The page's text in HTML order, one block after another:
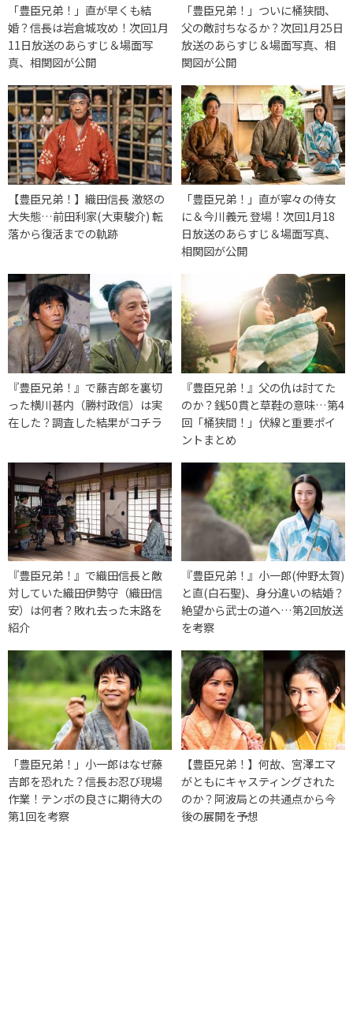
「豊臣兄弟！」直が早くも結
婚？信長は岩倉城攻め！次回1月
11日放送のあらすじ＆場面写
真、相関図が公開
「豊臣兄弟！」ついに桶狭間、
父の敵討ちなるか？次回1月25日
放送のあらすじ＆場面写真、相
関図が公開
【豊臣兄弟！】織田信長 激怒の
大失態…前田利家(大東駿介) 転
落から復活までの軌跡
「豊臣兄弟！」直が寧々の侍女
に＆今川義元 登場！次回1月18
日放送のあらすじ＆場面写真、
相関図が公開
『豊臣兄弟！』で藤吉郎を裏切
った横川甚内（勝村政信）は実
在した？調査した結果がコチラ
『豊臣兄弟！』父の仇は討てた
のか？銭50貫と草鞋の意味…第4
回「桶狭間！」伏線と重要ポイ
ントまとめ
『豊臣兄弟！』で織田信長と敵
対していた織田伊勢守（織田信
安）は何者？敗れ去った末路を
紹介
『豊臣兄弟！』小一郎(仲野太賀)
と直(白石聖)、身分違いの結婚？
絶望から武士の道へ…第2回放送
を考察
「豊臣兄弟！」小一郎はなぜ藤
吉郎を恐れた？信長お忍び現場
作業！テンポの良さに期待大の
第1回を考察
【豊臣兄弟！】何故、宮澤エマ
がともにキャスティングされた
のか？阿波局との共通点から今
後の展開を予想